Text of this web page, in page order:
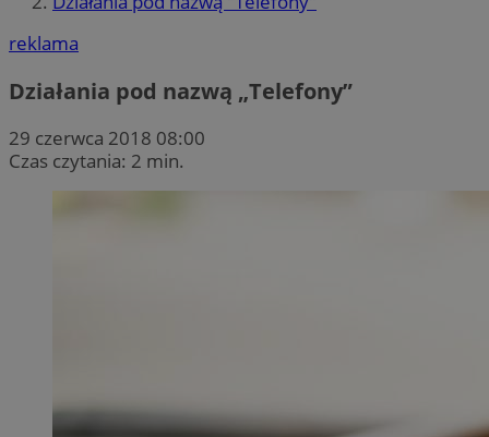
reklama
Działania pod nazwą „Telefony”
29 czerwca 2018 08:00
Czas czytania: 2 min.